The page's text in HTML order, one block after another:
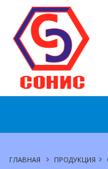
ГЛАВНАЯ ПРОДУКЦИЯ